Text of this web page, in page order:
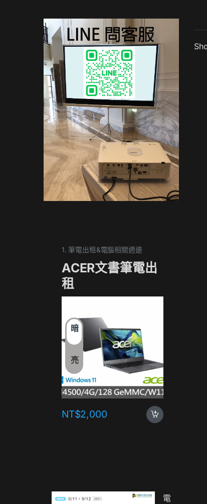
暗
亮
1. 筆電出租&電腦相關週邊
ACER文書筆電出
租
NT$2,000
電